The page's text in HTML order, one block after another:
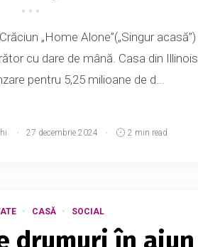
„Home Alone”(„Singur acasă”)
cu dare de mână. Casa din Illinois
pentru 5,25 milioane de d...
27 decembrie 2024 2 min read
CASĂ SOCIAL
drumuri în ajun